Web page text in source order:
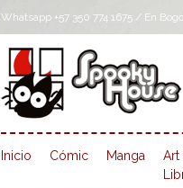
Whatsapp +57 350 774 1675 / En
Inicio Cómic Manga
Art